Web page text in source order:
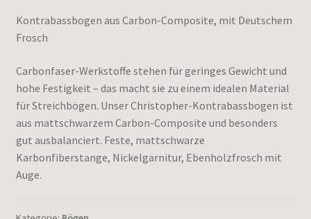
Kontrabassbogen aus Carbon-Composite, mit Deutschem
Frosch
Carbonfaser-Werkstoffe stehen für geringes Gewicht und
hohe Festigkeit – das macht sie zu einem idealen Material
für Streichbögen. Unser Christopher-Kontrabassbogen ist
aus mattschwarzem Carbon-Composite und besonders
gut ausbalanciert. Feste, mattschwarze
Karbonfiberstange, Nickelgarnitur, Ebenholzfrosch mit
Auge.